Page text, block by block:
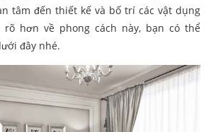
tâm đến thiết kế và bố trí các vật dụng
hơn về phong cách này, bạn có thể
đây nhé.